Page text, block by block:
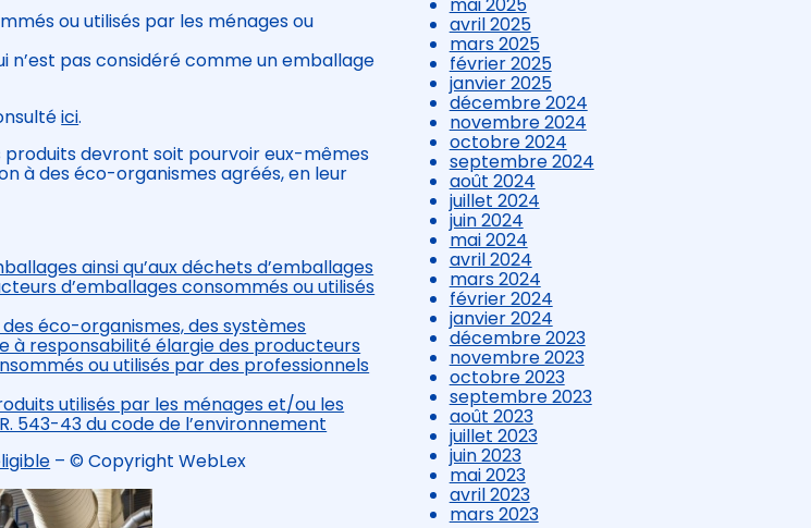
ou utilisés par les ménages ou
pas considéré comme un emballage
ici.
devront soit pourvoir eux-mêmes
à des éco-organismes agréés, en leur
ainsi qu’aux déchets d’emballages
d’emballages consommés ou utilisés
éco-organismes, des systèmes
à responsabilité élargie des producteurs
ou utilisés par des professionnels
utilisés par les ménages et/ou les
543-43 du code de l’environnement
– © Copyright WebLex
avril 2025
mars 2025
février 2025
janvier 2025
décembre 2024
novembre 2024
octobre 2024
septembre 2024
août 2024
juillet 2024
juin 2024
mai 2024
avril 2024
mars 2024
février 2024
janvier 2024
décembre 2023
novembre 2023
octobre 2023
septembre 2023
août 2023
juillet 2023
juin 2023
mai 2023
avril 2023
mars 2023